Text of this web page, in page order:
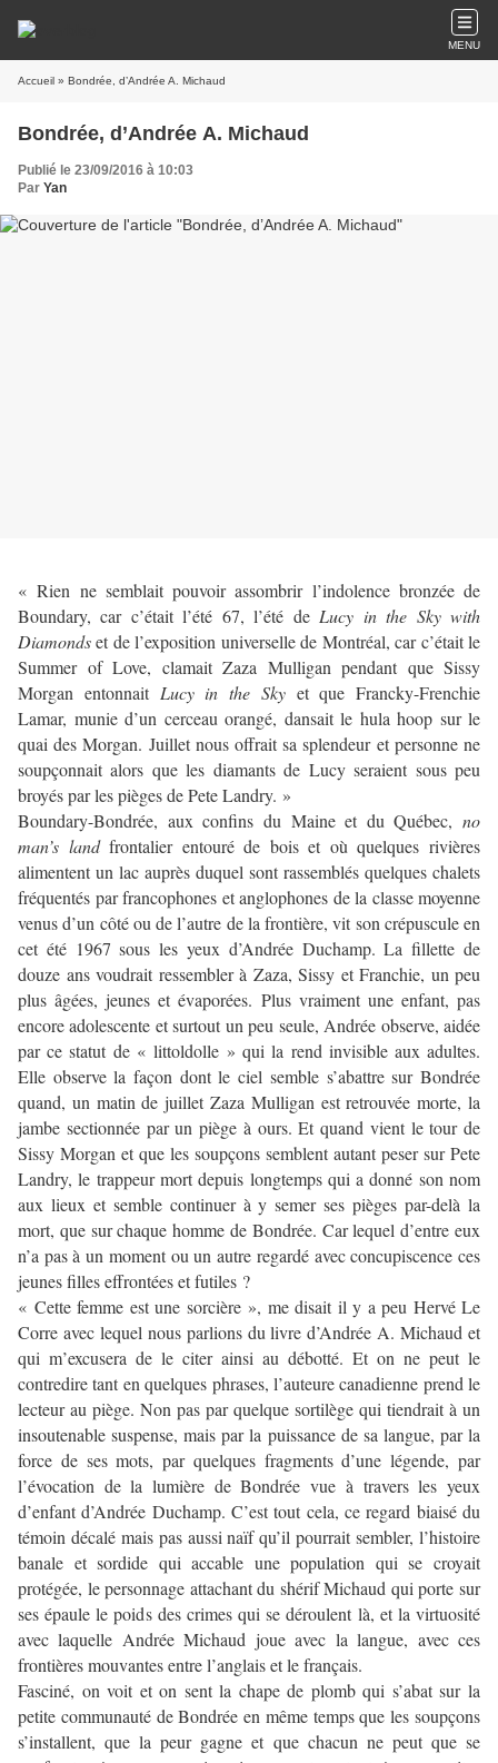
MENU
Accueil » Bondrée, d’Andrée A. Michaud
Bondrée, d’Andrée A. Michaud
Publié le 23/09/2016 à 10:03
Par Yan
« Rien ne semblait pouvoir assombrir l’indolence bronzée de
Boundary, car c’était l’été 67, l’été de Lucy in the Sky with
Diamondset de l’exposition universelle de Montréal, car c’était le
Summer of Love, clamait Zaza Mulligan pendant que Sissy
Morgan entonnait Lucy in the Skyet que Francky-Frenchie
Lamar, munie d’un cerceau orangé, dansait le hula hoop sur le
quai des Morgan. Juillet nous offrait sa splendeur et personne ne
soupçonnait alors que les diamants de Lucy seraient sous peu
broyés par les pièges de Pete Landry. »
Boundary-Bondrée, aux confins du Maine et du Québec, no
man’s landfrontalier entouré de bois et où quelques rivières
alimentent un lac auprès duquel sont rassemblés quelques chalets
fréquentés par francophones et anglophones de la classe moyenne
venus d’un côté ou de l’autre de la frontière, vit son crépuscule en
cet été 1967 sous les yeux d’Andrée Duchamp. La fillette de
douze ans voudrait ressembler à Zaza, Sissy et Franchie, un peu
plus âgées, jeunes et évaporées. Plus vraiment une enfant, pas
encore adolescente et surtout un peu seule, Andrée observe, aidée
par ce statut de « littoldolle » qui la rend invisible aux adultes.
Elle observe la façon dont le ciel semble s’abattre sur Bondrée
quand, un matin de juillet Zaza Mulligan est retrouvée morte, la
jambe sectionnée par un piège à ours. Et quand vient le tour de
Sissy Morgan et que les soupçons semblent autant peser sur Pete
Landry, le trappeur mort depuis longtemps qui a donné son nom
aux lieux et semble continuer à y semer ses pièges par-delà la
mort, que sur chaque homme de Bondrée. Car lequel d’entre eux
n’a pas à un moment ou un autre regardé avec concupiscence ces
jeunes filles effrontées et futiles ?
« Cette femme est une sorcière », me disait il y a peu Hervé Le
Corre avec lequel nous parlions du livre d’Andrée A. Michaud et
qui m’excusera de le citer ainsi au débotté. Et on ne peut le
contredire tant en quelques phrases, l’auteure canadienne prend le
lecteur au piège. Non pas par quelque sortilège qui tiendrait à un
insoutenable suspense, mais par la puissance de sa langue, par la
force de ses mots, par quelques fragments d’une légende, par
l’évocation de la lumière de Bondrée vue à travers les yeux
d’enfant d’Andrée Duchamp. C’est tout cela, ce regard biaisé du
témoin décalé mais pas aussi naïf qu’il pourrait sembler, l’histoire
banale et sordide qui accable une population qui se croyait
protégée, le personnage attachant du shérif Michaud qui porte sur
ses épaule le poids des crimes qui se déroulent là, et la virtuosité
avec laquelle Andrée Michaud joue avec la langue, avec ces
frontières mouvantes entre l’anglais et le français.
Fasciné, on voit et on sent la chape de plomb qui s’abat sur la
petite communauté de Bondrée en même temps que les soupçons
s’installent, que la peur gagne et que chacun ne peut que se